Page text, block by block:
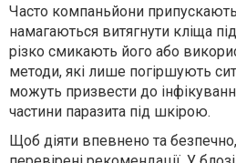
Часто компаньйони
намагаються витягнути кліща
різко смикають його або
методи, які лише погіршують
можуть призвести до
частини паразита під шкірою.
Щоб діяти впевнено та